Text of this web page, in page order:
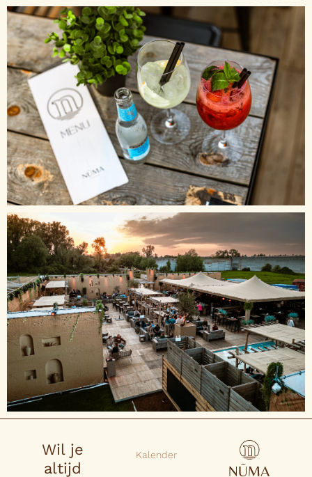
Kalender
Wil je
altijd